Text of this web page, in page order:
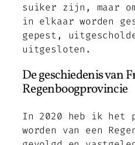
suiker zijn, maar
in elkaar worden
gepest,
uitgesloten.
De geschiedenis van
Regenboogprovincie
In 2020 heb ik het
worden van een